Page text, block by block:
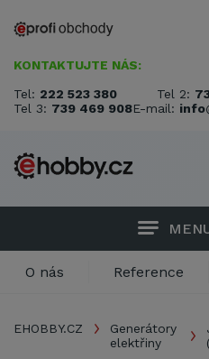
KONTAKTUJTE NÁS:
Tel: 222 523 380 Tel 2:
Tel 3: 739 469 908E-mail:
O nás Reference
EHOBBY.CZ
Generátory
elektřiny